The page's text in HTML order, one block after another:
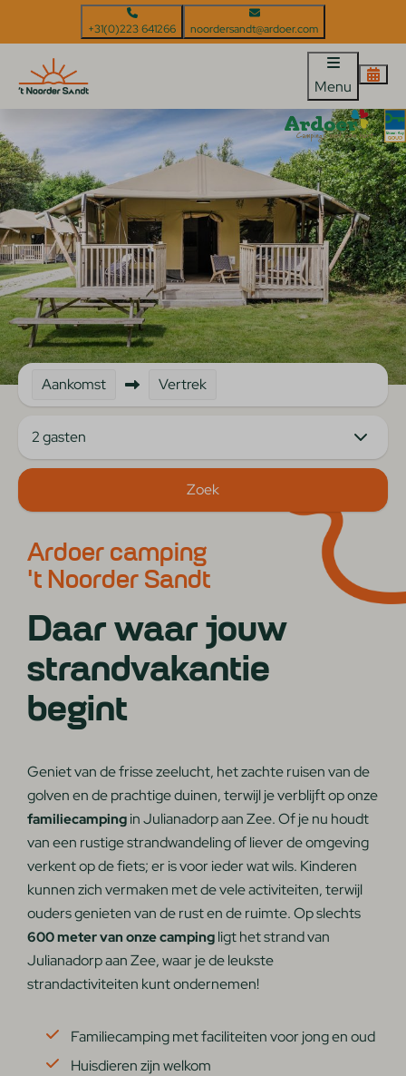
+31(0)223 641266 noordersandt@ardoer.com
Menu
Aankomst Vertrek
2 gasten
Zoek
Ardoer camping
't Noorder Sandt
Daar waar jouw
strandvakantie
begint
Geniet van de frisse zeelucht, het zachte ruisen van de
golven en de prachtige duinen, terwijl je verblijft op onze
familiecamping in Julianadorp aan Zee. Of je nu houdt
van een rustige strandwandeling of liever de omgeving
verkent op de fiets; er is voor ieder wat wils. Kinderen
kunnen zich vermaken met de vele activiteiten, terwijl
ouders genieten van de rust en de ruimte. Op slechts
600 meter van onze camping ligt het strand van
Julianadorp aan Zee, waar je de leukste
strandactiviteiten kunt ondernemen!
Familiecamping met faciliteiten voor jong en oud
Huisdieren zijn welkom